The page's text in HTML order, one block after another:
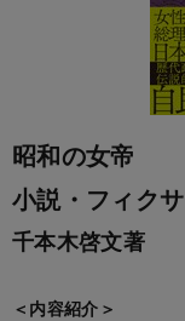
昭和の女帝
小説・フィク
千本木啓文著
＜内容紹介＞